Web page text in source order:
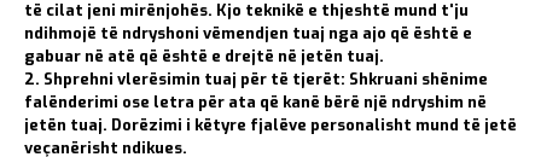
të cilat jeni mirënjohës. Kjo teknikë e thjeshtë mund t'ju
ndihmojë të ndryshoni vëmendjen tuaj nga ajo që është e
gabuar në atë që është e drejtë në jetën tuaj.
2. Shprehni vlerësimin tuaj për të tjerët: Shkruani shënime
falënderimi ose letra për ata që kanë bërë një ndryshim në
jetën tuaj. Dorëzimi i këtyre fjalëve personalisht mund të jetë
veçanërisht ndikues.